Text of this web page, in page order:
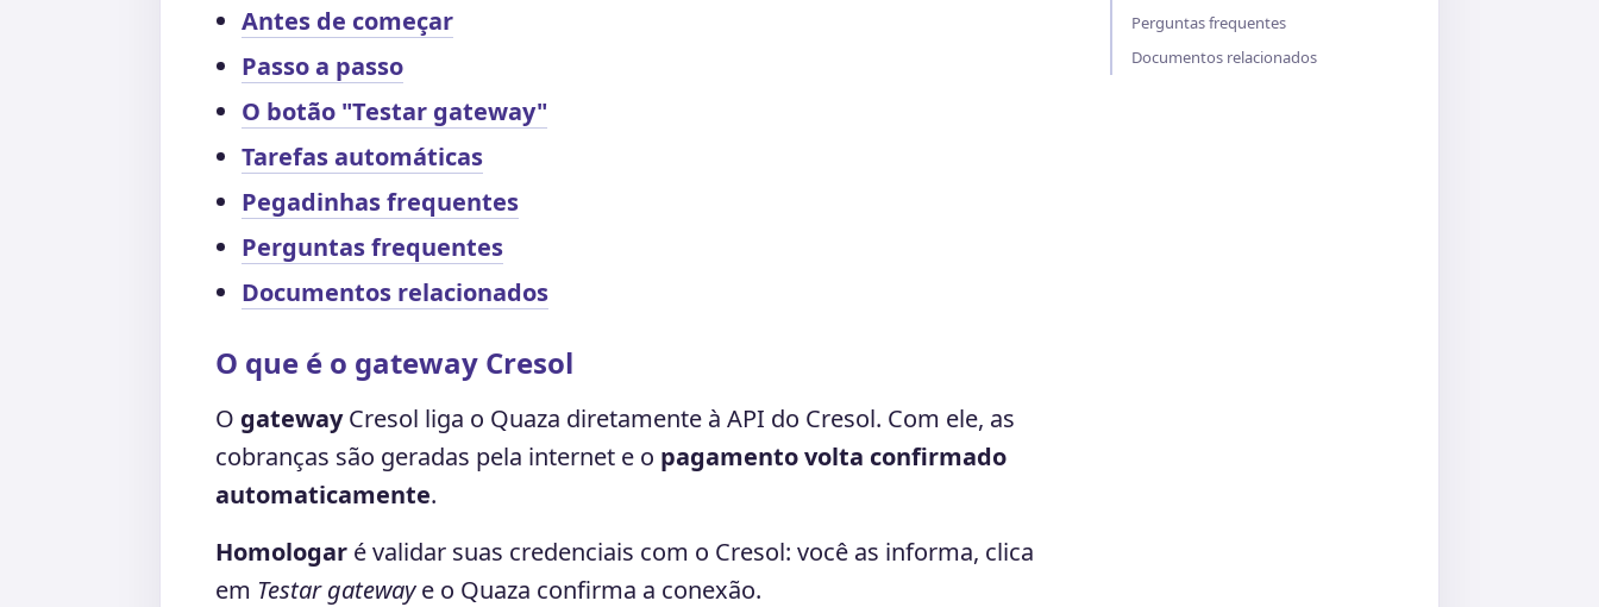
Antes de começar
Passo a passo
O botão "Testar gateway"
Tarefas automáticas
Pegadinhas frequentes
Perguntas frequentes
Documentos relacionados
O que é o gateway Cresol
O gatewayCresol liga o Quaza diretamente à API do Cresol. Com ele, as
cobranças são geradas pela internet e o pagamento volta confirmado
automaticamente.
Homologar é validar suas credenciais com o Cresol: você as informa, clica
em Testar gatewaye o Quaza confirma a conexão.
Perguntas frequentes
Documentos relacionados